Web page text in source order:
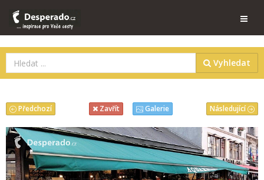
Vyhledat
Následující
Předchozí Zavřít Galerie